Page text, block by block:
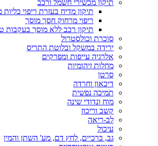
תיקון מכשירי חשמל ורכב
תיקון מדיח בעזרת ריפוי כליות
ריפוי מרחוק חסך מוסך
תיקון רכב ללא מוסך בעקבות
סוכרת וכולסטרול
ירידה במשקל ובלוטת התריס
אלרגיה עייפות ומפרקים
מחלות זיהומיות
סרטן
דיכאון וחרדה
תמיכה נפשית
מוח ונדודי שינה
קשב וריכוז
לב-ריאה
עיכול
גב, ברכיים, לחץ דם, מע' השתן והמין